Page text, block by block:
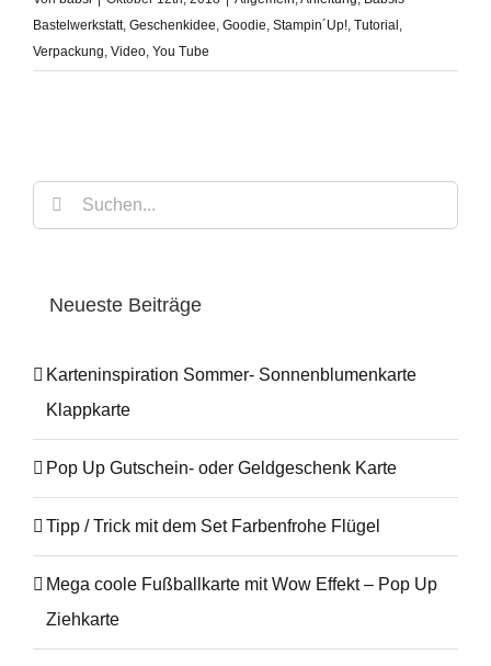
Bastelwerkstatt, Geschenkidee Goodie Stampin´Up! Tutorial
Verpackung Video You Tube
Suche
nach:
Neueste Beiträge
Karteninspiration Sommer- Sonnenblumenkarte
Klappkarte
Pop Up Gutschein- oder Geldgeschenk Karte
Tipp / Trick mit dem Set Farbenfrohe Flügel
Mega coole Fußballkarte mit Wow Effekt – Pop Up
Ziehkarte